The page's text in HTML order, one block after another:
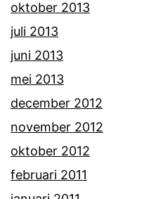
oktober 2013
juli 2013
juni 2013
mei 2013
december 2012
november 2012
oktober 2012
februari 2011